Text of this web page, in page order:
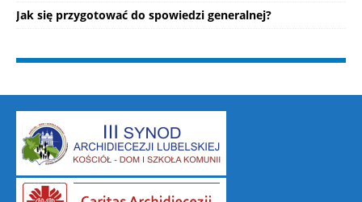
Jak się przygotować do spowiedzi generalnej?